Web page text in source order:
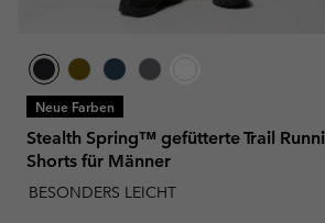
Neue Farben
Stealth Spring™ gefütterte Trail
Shorts für Männer
BESONDERS LEICHT